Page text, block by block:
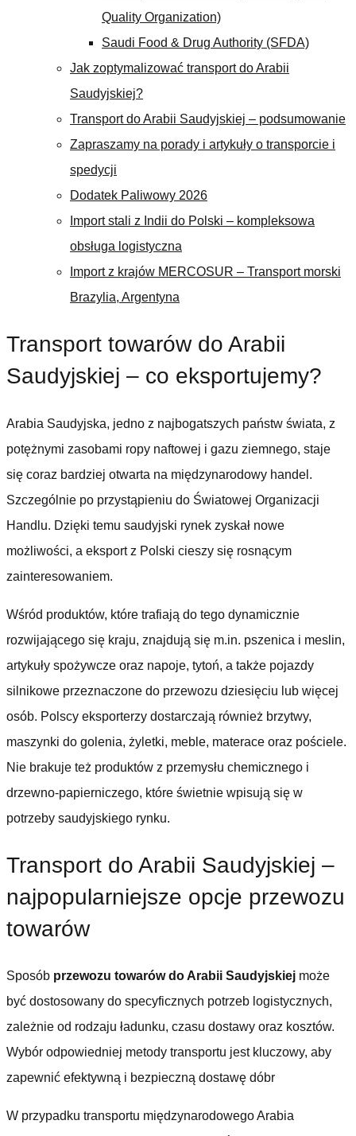
Quality Organization)
Saudi Food & Drug Authority (SFDA)
Jak zoptymalizować transport do Arabii
Saudyjskiej?
Transport do Arabii Saudyjskiej – podsumowanie
Zapraszamy na porady i artykuły o transporcie i
spedycji
Dodatek Paliwowy 2026
Import stali z Indii do Polski – kompleksowa
obsługa logistyczna
Import z krajów MERCOSUR – Transport morski
Brazylia, Argentyna
Transport towarów do Arabii
Saudyjskiej – co eksportujemy?
Arabia Saudyjska, jedno z najbogatszych państw świata, z
potężnymi zasobami ropy naftowej i gazu ziemnego, staje
się coraz bardziej otwarta na międzynarodowy handel.
Szczególnie po przystąpieniu do Światowej Organizacji
Handlu. Dzięki temu saudyjski rynek zyskał nowe
możliwości, a eksport z Polski cieszy się rosnącym
zainteresowaniem.
Wśród produktów, które trafiają do tego dynamicznie
rozwijającego się kraju, znajdują się m.in. pszenica i meslin,
artykuły spożywcze oraz napoje, tytoń, a także pojazdy
silnikowe przeznaczone do przewozu dziesięciu lub więcej
osób. Polscy eksporterzy dostarczają również brzytwy,
maszynki do golenia, żyletki, meble, materace oraz pościele.
Nie brakuje też produktów z przemysłu chemicznego i
drzewno-papierniczego, które świetnie wpisują się w
potrzeby saudyjskiego rynku.
Transport do Arabii Saudyjskiej –
najpopularniejsze opcje przewozu
towarów
Sposób przewozu towarów do Arabii Saudyjskiej może
być dostosowany do specyficznych potrzeb logistycznych,
zależnie od rodzaju ładunku, czasu dostawy oraz kosztów.
Wybór odpowiedniej metody transportu jest kluczowy, aby
zapewnić efektywną i bezpieczną dostawę dóbr
W przypadku transportu międzynarodowego Arabia